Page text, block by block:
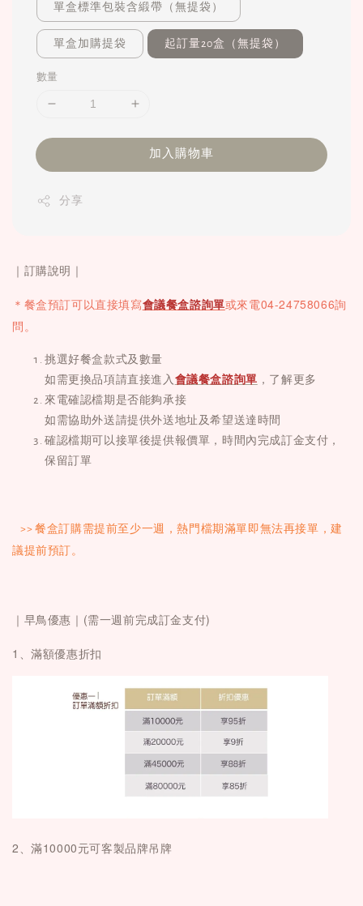
單盒標準包裝含緞帶（無提袋）
單盒加購提袋 起訂量20盒（無提袋）
數量
加入購物車
分享
｜訂購說明｜
＊餐盒預訂可以直接填寫會議餐盒諮詢單或來電04-24758066詢
問。
挑選好餐盒款式及數量
如需更換品項請直接進入 會議餐盒諮詢單 ，了解更多
來電確認檔期是否能夠承接
如需協助外送請提供外送地址及希望送達時間
確認檔期可以接單後提供報價單，時間內完成訂金支付，
保留訂單
>>餐盒訂購需提前至少一週，熱門檔期滿單即無法再接單，建
議提前預訂。
｜ 早鳥優惠｜(需一週前完成訂金支付)
1、滿額優惠折扣
2、滿10000元可客製品牌吊牌